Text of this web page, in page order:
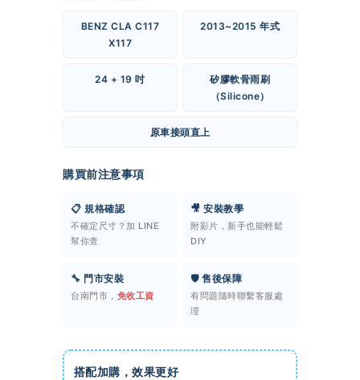
BENZ CLA C117
X117
2013~2015 年式
24 + 19 吋
矽膠軟骨雨刷
（Silicone）
原車接頭直上
購買前注意事項
📋 規格確認
不確定尺寸？加 LINE
幫你查
🎥 安裝教學
附影片，新手也能輕鬆
DIY
🔧 門市安裝
台南門市， 免收工資
🛡️ 售後保障
有問題隨時聯繫客服處
理
搭配加購，效果更好